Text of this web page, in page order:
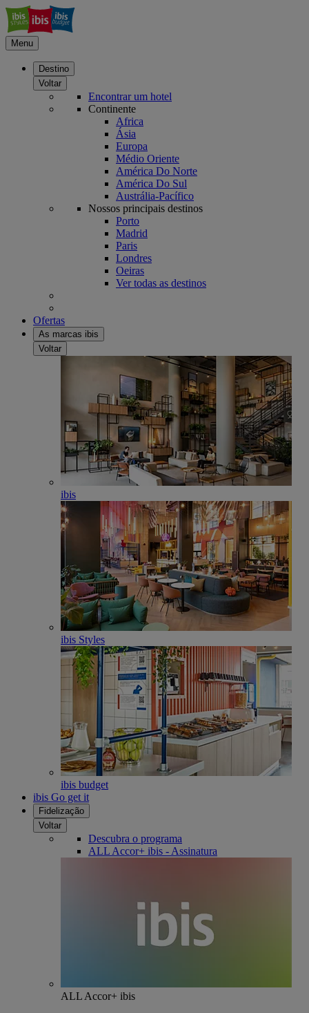
Menu
Destino
Voltar
Encontrar um hotel
Continente
Africa
Ásia
Europa
Médio Oriente
América Do Norte
América Do Sul
Austrália-Pacífico
Nossos principais destinos
Porto
Madrid
Paris
Londres
Oeiras
Ver todas as destinos
Ofertas
As marcas ibis
Voltar
ibis
ibis Styles
ibis budget
ibis Go get it
Fidelização
Voltar
Descubra o programa
ALL Accor+ ibis - Assinatura
ALL Accor+ ibis